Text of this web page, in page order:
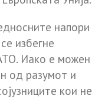
напори
избегне
Иако е можен
од разумот и
кои не